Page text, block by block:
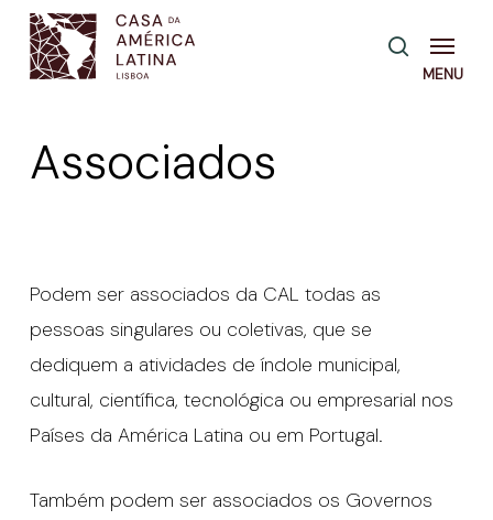
Skip
main
pesquisa
Menu
Associados
Podem ser associados da CAL todas as
pessoas singulares ou coletivas, que se
dediquem a atividades de índole municipal,
cultural, científica, tecnológica ou empresarial nos
Países da América Latina ou em Portugal.
Também podem ser associados os Governos